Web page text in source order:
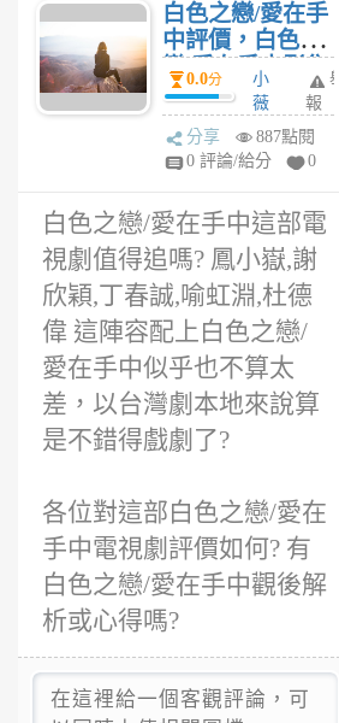
白色之戀/愛在手
中評價，白色之
戀/愛在手中影集
好看嗎?
0.0分
小
薇
6
年
舉
報
分享
887點閱
0 評論/給分
0
白色之戀/愛在手中這部電
視劇值得追嗎? 鳳小嶽,謝
欣穎,丁春誠,喻虹淵,杜德
偉 這陣容配上白色之戀/
愛在手中似乎也不算太
差，以台灣劇本地來說算
是不錯得戲劇了?
各位對這部白色之戀/愛在
手中電視劇評價如何? 有
白色之戀/愛在手中觀後解
析或心得嗎?